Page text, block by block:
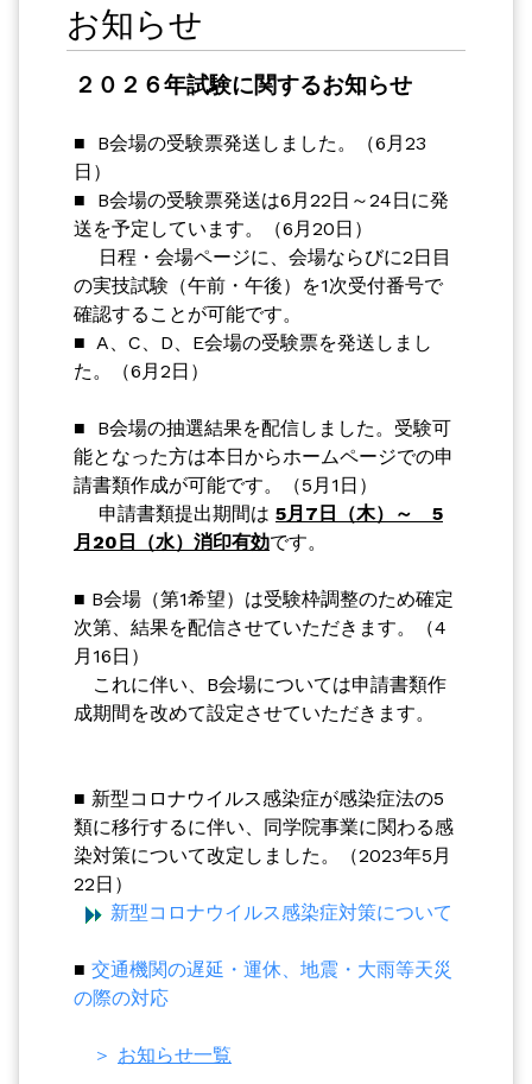
お知らせ
２０２６年試験に関するお知らせ
■ B会場の受験票発送しました。（6月23
日）
■ B会場の受験票発送は6月22日～24日に発
送を予定しています。（6月20日）
日程・会場ページに、会場ならびに2日目
の実技試験（午前・午後）を1次受付番号で
確認することが可能です。
■ A、C、D、E会場の受験票を発送しまし
た。（6月2日）
■ B会場の抽選結果を配信しました。受験可
能となった方は本日からホームページでの申
請書類作成が可能です。（5月1日）
申請書類提出期間は 5月7日（木）～ 5
月20日（水）消印有効です。
■ B会場（第1希望）は受験枠調整のため確定
次第、結果を配信させていただきます。（4
月16日）
これに伴い、B会場については申請書類作
成期間を改めて設定させていただきます。
■ 新型コロナウイルス感染症が感染症法の5
類に移行するに伴い、同学院事業に関わる感
染対策について改定しました。（2023年5月
22日）
新型コロナウイルス感染症対策について
■ 交通機関の遅延・運休、地震・大雨等天災
の際の対応
＞ お知らせ一覧